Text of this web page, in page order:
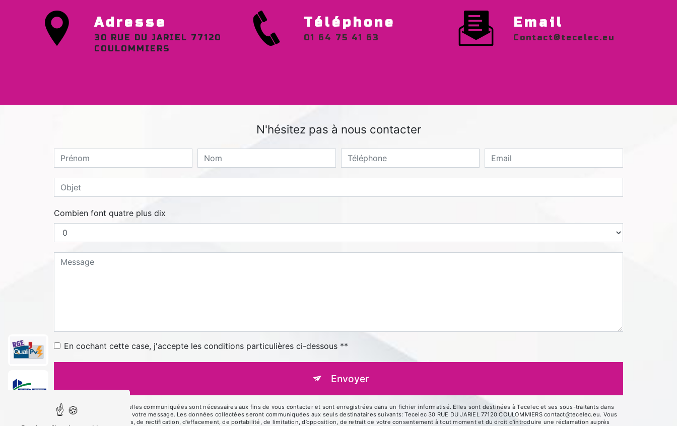
Adresse
30 RUE DU JARIEL 77120
COULOMMIERS
Téléphone
01 64 75 41 63
Email
contact@tecelec.eu
N'hésitez pas à nous contacter
Combien font quatre plus dix
En cochant cette case, j'accepte les conditions particulières ci-dessous **
Envoyer
** Les données personnelles communiquées sont nécessaires aux fins de vous contacter et sont enregistrées dans un fichier informatisé. Elles sont destinées à Tecelec et ses sous-traitants dans
le seul but de répondre à votre message. Les données collectées seront communiquées aux seuls destinataires suivants: Tecelec 30 RUE DU JARIEL 77120 COULOMMIERS contact@tecelec.eu. Vous
disposez de droits d’accès, de rectification, d’effacement, de portabilité, de limitation, d’opposition, de retrait de votre consentement à tout moment et du droit d’introduire une réclamation auprès